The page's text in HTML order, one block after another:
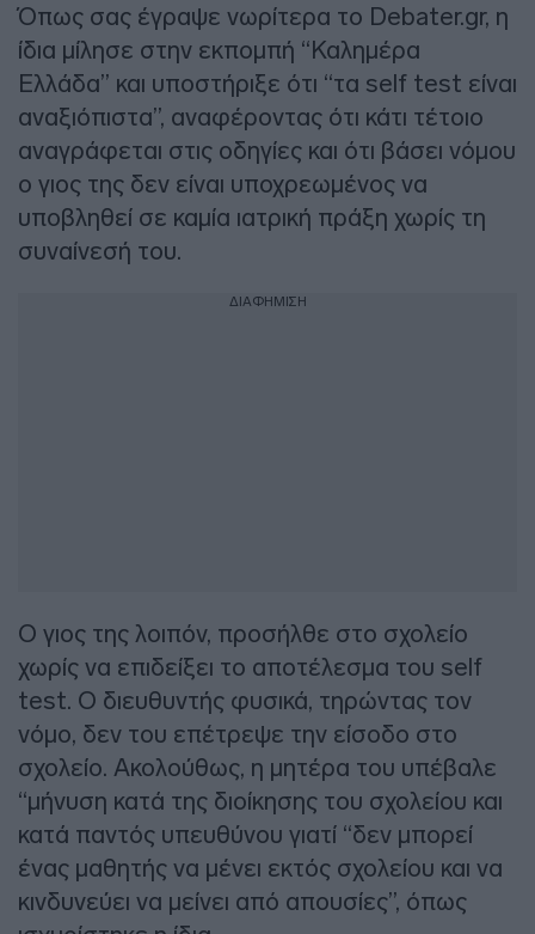
Όπως σας έγραψε νωρίτερα το Debater.gr, η
ίδια μίλησε στην εκπομπή “Καλημέρα
Ελλάδα” και υποστήριξε ότι “τα self test είναι
αναξιόπιστα”, αναφέροντας ότι κάτι τέτοιο
αναγράφεται στις οδηγίες και ότι βάσει νόμου
ο γιος της δεν είναι υποχρεωμένος να
υποβληθεί σε καμία ιατρική πράξη χωρίς τη
συναίνεσή του.
ΔΙΑΦΗΜΙΣΗ
Ο γιος της λοιπόν, προσήλθε στο σχολείο
χωρίς να επιδείξει το αποτέλεσμα του self
test. Ο διευθυντής φυσικά, τηρώντας τον
νόμο, δεν του επέτρεψε την είσοδο στο
σχολείο. Ακολούθως, η μητέρα του υπέβαλε
“μήνυση κατά της διοίκησης του σχολείου και
κατά παντός υπευθύνου γιατί “δεν μπορεί
ένας μαθητής να μένει εκτός σχολείου και να
κινδυνεύει να μείνει από απουσίες”, όπως